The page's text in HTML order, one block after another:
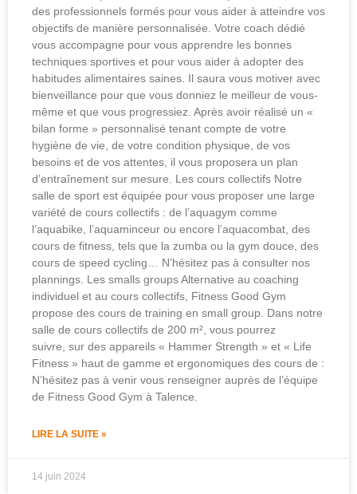
des professionnels formés pour vous aider à atteindre vos
objectifs de manière personnalisée. Votre coach dédié
vous accompagne pour vous apprendre les bonnes
techniques sportives et pour vous aider à adopter des
habitudes alimentaires saines. Il saura vous motiver avec
bienveillance pour que vous donniez le meilleur de vous-
même et que vous progressiez. Après avoir réalisé un «
bilan forme » personnalisé tenant compte de votre
hygiène de vie, de votre condition physique, de vos
besoins et de vos attentes, il vous proposera un plan
d’entraînement sur mesure. Les cours collectifs Notre
salle de sport est équipée pour vous proposer une large
variété de cours collectifs : de l’aquagym comme
l’aquabike, l’aquaminceur ou encore l’aquacombat, des
cours de fitness, tels que la zumba ou la gym douce, des
cours de speed cycling… N’hésitez pas à consulter nos
plannings. Les smalls groups Alternative au coaching
individuel et au cours collectifs, Fitness Good Gym
propose des cours de training en small group. Dans notre
salle de cours collectifs de 200 m², vous pourrez
suivre, sur des appareils « Hammer Strength » et « Life
Fitness » haut de gamme et ergonomiques des cours de :
N’hésitez pas à venir vous renseigner auprès de l’équipe
de Fitness Good Gym à Talence.
LIRE LA SUITE »
14 juin 2024